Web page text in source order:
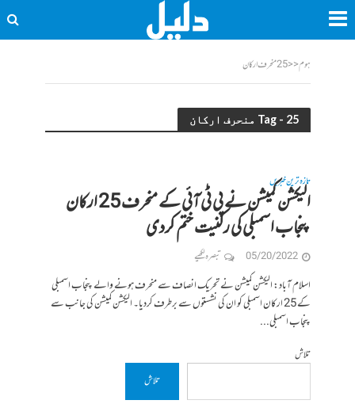
ہوم<<25 منحرف ارکان
Tag - 25 منحرف ارکان
تازہ ترین خبریں
الیکشن کمیشن نے پی ٹی آئی کے منحرف 25 ارکان
پنجاب اسمبلی کی رکنیت ختم کردی
05/20/2022 تبصرہ لکھیے
اسلام آباد: الیکشن کمیشن نے تحریک انصاف سے منحرف ہونے والے پنجاب اسمبلی
کے 25 ارکان اسمبلی کو ان کی نشستوں سے برطرف کردیا۔ الیکشن کمیشن کی جانب سے
پنجاب اسمبلی...
تلاش
تلاش